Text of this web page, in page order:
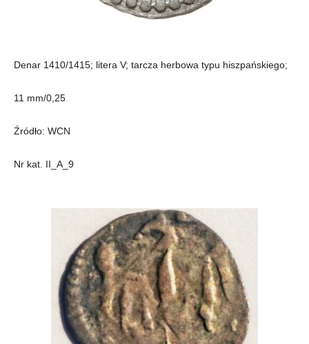
Denar 1410/1415; litera V; tarcza herbowa typu hiszpańskiego;
11 mm/0,25
Źródło: WCN
Nr kat. II_A_9